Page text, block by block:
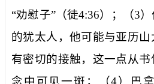
“劝慰子”（徒4:36）；（3
的犹太人，他可能与亚历
有密切的接触，这一点从
念中可见一斑；（4）巴